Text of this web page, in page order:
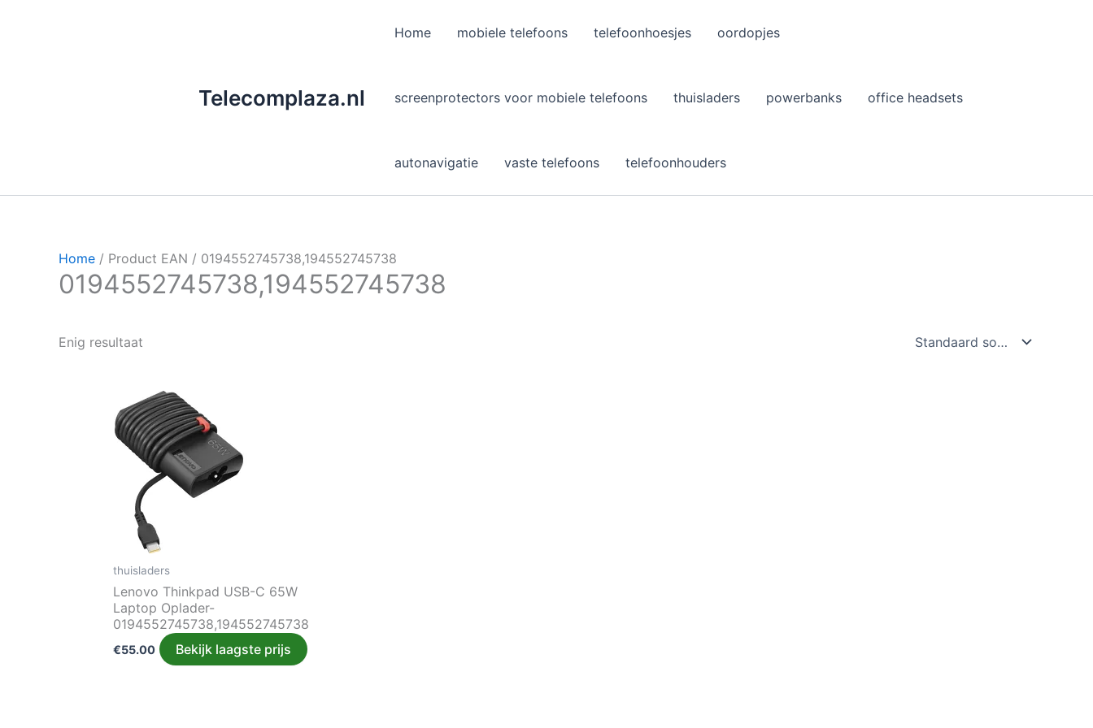
Telecomplaza.nl
Home mobiele telefoons telefoonhoesjes oordopjes
screenprotectors voor mobiele telefoons thuisladers powerbanks office headsets
autonavigatie vaste telefoons telefoonhouders
Home / Product EAN / 0194552745738,194552745738
0194552745738,194552745738
Enig resultaat
thuisladers
Lenovo Thinkpad USB-C 65W
Laptop Oplader-
0194552745738,194552745738
€55.00 Bekijk laagste prijs